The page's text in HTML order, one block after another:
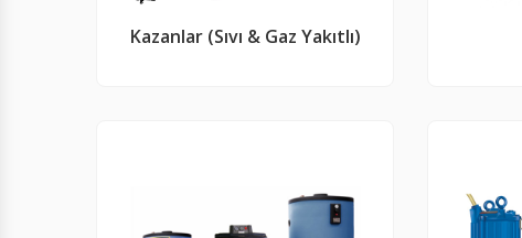
Kazanlar (Sıvı & Gaz Yakıtlı)